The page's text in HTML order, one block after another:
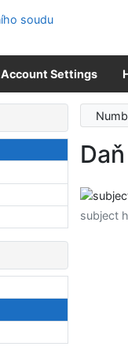
Account Settings
subject